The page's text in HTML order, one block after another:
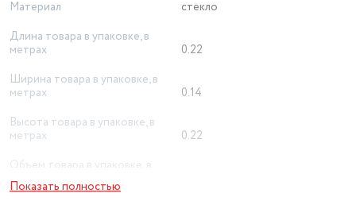
Материал
стекло
Длина товара в упаковке, в
метрах
0.22
Ширина товара в упаковке, в
метрах
0.14
Высота товара в упаковке, в
метрах
0.22
Объем товара в упаковке, в
литрах
Показать полностью